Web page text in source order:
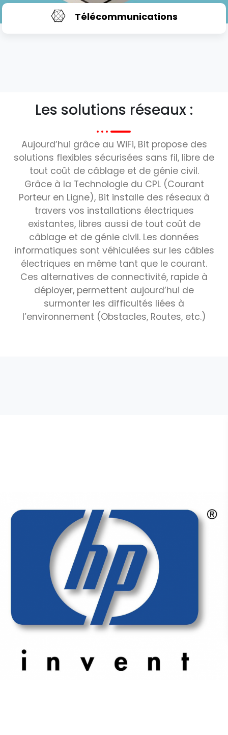
Télécommunications
Les solutions réseaux :
Aujourd’hui grâce au WiFi, Bit propose des
solutions flexibles sécurisées sans fil, libre de
tout coût de câblage et de génie civil.
Grâce à la Technologie du CPL (Courant
Porteur en Ligne), Bit installe des réseaux à
travers vos installations électriques
existantes, libres aussi de tout coût de
câblage et de génie civil. Les données
informatiques sont véhiculées sur les câbles
électriques en même tant que le courant.
Ces alternatives de connectivité, rapide à
déployer, permettent aujourd’hui de
surmonter les difficultés liées à
l’environnement (Obstacles, Routes, etc.)